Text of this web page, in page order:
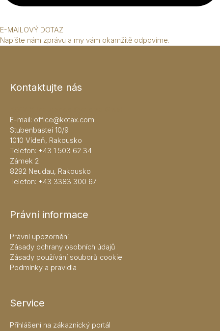
E-MAILOVÝ DOTAZ
Napište nám zprávu a my vám okamžitě odpovíme.
Kontaktujte nás
E-mail: office@kotax.com
Stubenbastei 10/9
1010 Vídeň, Rakousko
Telefon: +43 1 503 62 34
Zámek 2
8292 Neudau, Rakousko
Telefon: +43 3383 300 67
Právní informace
Právní upozornění
Zásady ochrany osobních údajů
Zásady používání souborů cookie
Podmínky a pravidla
Service
Přihlášení na zákaznický portál